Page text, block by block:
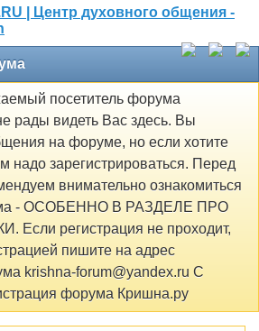
посетитель форума
рады видеть Вас здесь. Вы
на форуме, но если хотите
надо зарегистрироваться. Перед
внимательно ознакомиться
- ОСОБЕННО В РАЗДЕЛЕ ПРО
регистрация не проходит,
пишите на адрес
krishna-forum@yandex.ru С
форума Кришна.ру